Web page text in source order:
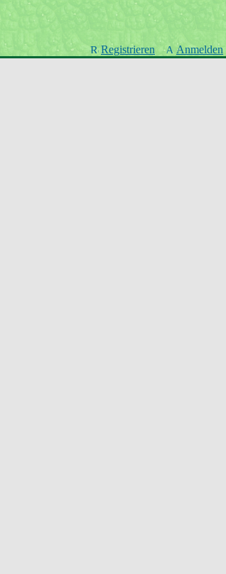
Registrieren Anmelden